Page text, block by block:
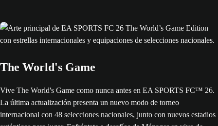
The World's Game
Vive The World's Game como nunca antes en EA SPORTS FC™ 26.
La última actualización presenta un nuevo modo de torneo
internacional con 48 selecciones nacionales, junto con nuevos estadios